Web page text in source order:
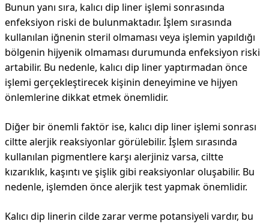
Bunun yanı sıra, kalıcı dip liner işlemi sonrasında
enfeksiyon riski de bulunmaktadır. İşlem sırasında
kullanılan iğnenin steril olmaması veya işlemin yapıldığı
bölgenin hijyenik olmaması durumunda enfeksiyon riski
artabilir. Bu nedenle, kalıcı dip liner yaptırmadan önce
işlemi gerçekleştirecek kişinin deneyimine ve hijyen
önlemlerine dikkat etmek önemlidir.
Diğer bir önemli faktör ise, kalıcı dip liner işlemi sonrası
ciltte alerjik reaksiyonlar görülebilir. İşlem sırasında
kullanılan pigmentlere karşı alerjiniz varsa, ciltte
kızarıklık, kaşıntı ve şişlik gibi reaksiyonlar oluşabilir. Bu
nedenle, işlemden önce alerjik test yapmak önemlidir.
Kalıcı dip linerin cilde zarar verme potansiyeli vardır, bu